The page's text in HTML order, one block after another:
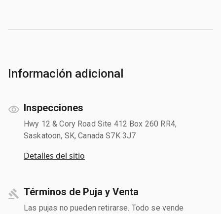
Información adicional
Inspecciones
Hwy 12 & Cory Road Site 412 Box 260 RR4,
Saskatoon, SK, Canada S7K 3J7
Detalles del sitio
Términos de Puja y Venta
Las pujas no pueden retirarse. Todo se vende